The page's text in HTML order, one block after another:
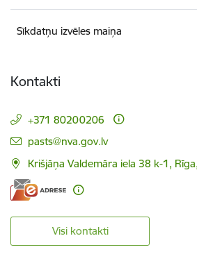
Sīkdatņu izvēles maiņa
Kontakti
+371 80200206
E-pasts:
pasts@nva.gov.lv
Krišjāņa Valdemāra iela 38 k-1,
Visi kontakti